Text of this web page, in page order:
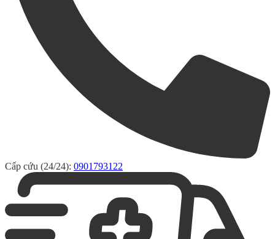
Cấp cứu (24/24): 0901793122